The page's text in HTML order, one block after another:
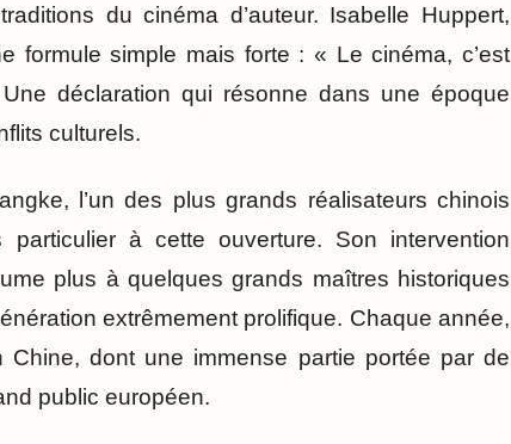
du cinéma d’auteur. Isabelle Huppert,
formule simple mais forte : « Le cinéma, c’est
déclaration qui résonne dans une époque
culturels.
l’un des plus grands réalisateurs chinois
à cette ouverture. Son intervention
plus à quelques grands maîtres historiques
extrêmement prolifique. Chaque année,
Chine, dont une immense partie portée par de
public européen.